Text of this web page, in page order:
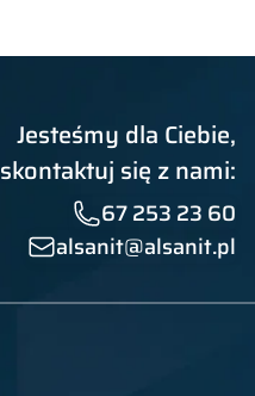
Jesteśmy dla Ciebie,
skontaktuj się z nami:
67 253 23 60
alsanit@alsanit.pl